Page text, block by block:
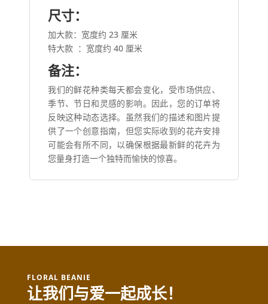
尺寸：
加大款：宽度约 23 厘米
特大款 ：宽度约 40 厘米
备注：
我们的鲜花种类每天都会变化，受市场供应、
季节、节日和灵感的影响。因此，您的订单将
反映这种动态选择。虽然我们的描述和图片提
供了一个创意指南，但您实际收到的花卉安排
可能会有所不同，以确保根据最新鲜的花卉为
您量身打造一个独特而愉快的惊喜。
FLORAL BEANIE
让我们与爱一起成长！